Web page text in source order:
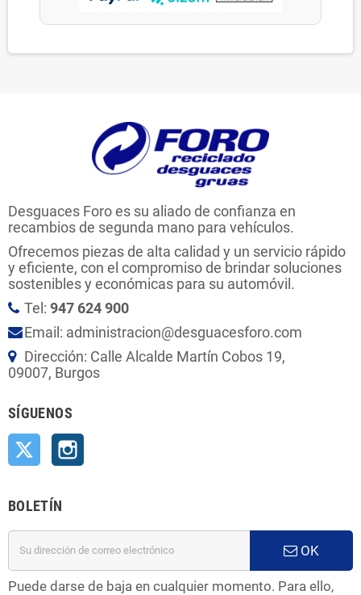
Desguaces Foro es su aliado de confianza en
recambios de segunda mano para vehículos.
Ofrecemos piezas de alta calidad y un servicio rápido
y eficiente, con el compromiso de brindar soluciones
sostenibles y económicas para su automóvil.
Tel: 947 624 900
Email: administracion@desguacesforo.com
Dirección: Calle Alcalde Martín Cobos 19,
09007, Burgos
SÍGUENOS
Twitter
BOLETÍN
OK
Puede darse de baja en cualquier momento. Para ello,